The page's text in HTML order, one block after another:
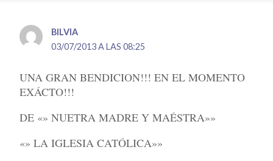
BILVIA
03/07/2013 A LAS 08:25
UNA GRAN BENDICION!!! EN EL MOMENTO
EXÁCTO!!!
DE «» NUETRA MADRE Y MAÉSTRA»»
«» LA IGLESIA CATÓLICA»»